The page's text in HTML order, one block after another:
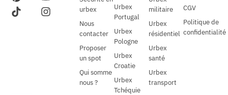
urbex
Nous
contacter
Proposer
un spot
Qui somme
nous ?
Urbex
Portugal
Urbex
Pologne
Urbex
Croatie
Urbex
Tchéquie
militaire
Urbex
résidentiel
Urbex
santé
Urbex
transport
CGV
Politique de
confidentialité